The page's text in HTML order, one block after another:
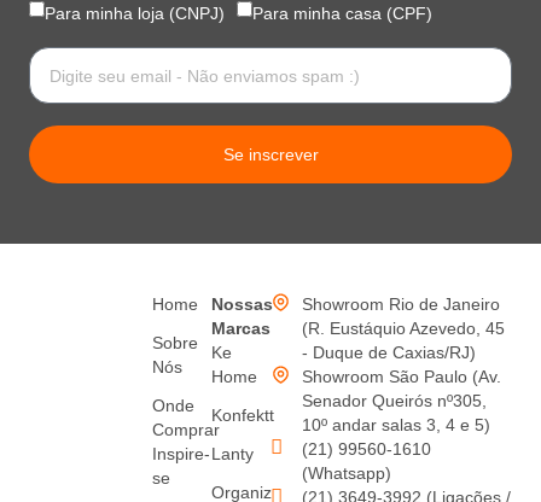
Para minha loja (CNPJ) Para minha casa (CPF)
Se inscrever
Home
Sobre
Nós
Onde
Comprar
Inspire-
se
Nossas
Marcas
Ke
Home
Konfektt
Lanty
Organiz
Showroom Rio de Janeiro
(R. Eustáquio Azevedo, 45
- Duque de Caxias/RJ)
Showroom São Paulo (Av.
Senador Queirós nº305,
10º andar salas 3, 4 e 5)
(21) 99560-1610
(Whatsapp)
(21) 3649-3992 (Ligações /